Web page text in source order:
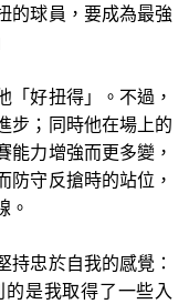
的球員，要成為最強
「好扭得」。不過，
步；同時他在場上的
能力增強而更多變，
防守反搶時的站位，
。
持忠於自我的感覺：
的是我取得了一些入